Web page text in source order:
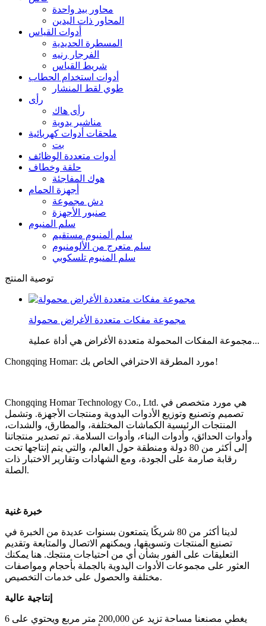
محاور بيد واحدة
المحاور ذات اليدين
أدوات القياس
المسطرة الحديدية
الفرجار رنيه
شريط القياس
أدوات استخدام الحطاب
طوي لقط المنشار
رأى
رأى هاك
مناشير يدوية
ملحقات أدوات كهربائية
بت
أدوات متعددة الوظائف
حلقة وخطاف
هوك المفاجئة
أجهزة الحمام
دش مجموعة
صنبور الأجهزة
سلم المنيوم
سلم ألمنيوم مستقيم
سلم متعرج من الألومنيوم
سلم المنيوم تلسكوبي
توصية المنتج
مجموعة مفكات متعددة الأغراض محمولة
مجموعة المفكات المحمولة متعددة الأغراض هي أداة عملية...
Chongqing Homar: مورد المطرقة الاحترافي الخاص بك!
Chongqing Homar Technology Co., Ltd. هي مورد متخصص في
تصميم وتصنيع وتوزيع الأدوات اليدوية ومنتجات الأجهزة. وتشمل
المنتجات الرئيسية الكماشات المختلفة، والمطارق، والشدات،
وأدوات الحدائق، وأدوات البناء، وأدوات السلامة. تم تصدير منتجاتنا
إلى أكثر من 80 دولة ومنطقة حول العالم، والتي يتم إنتاجها تحت
رقابة صارمة على الجودة، ومع الشهادات وتقارير الاختبار ذات
الصلة.
خبرة غنية
لدينا أكثر من 80 شريكًا يتمتعون بسنوات عديدة من الخبرة في
تصنيع المنتجات وتسويقها، ويمكنهم الاتصال والمتابعة وتقديم
التعليقات على الفور بشأن أي من احتياجات منتجك. هنا يمكنك
العثور على مجموعات الأدوات اليدوية بالجملة بأحجام ومواصفات
مختلفة والحصول على خدمات التخصيص.
إنتاجية عالية
يغطي مصنعنا مساحة تزيد عن 200,000 متر مربع ويحتوي على 6